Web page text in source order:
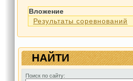
Вложение
Результаты соревнований
НАЙТИ
Поиск по сайту: